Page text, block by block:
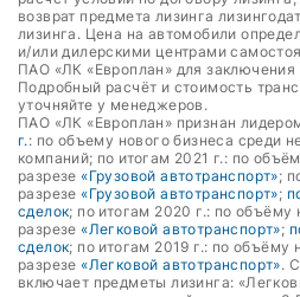
возврат предмета лизинга
лизинга. Цена на автомобили
и/или дилерскими центрами
ПАО «ЛК «Европлан» для заключения
Подробный расчёт и стоимость
уточняйте у менеджеров.
ПАО «ЛК «Европлан» признан
г.: по объему нового бизнеса среди
компаний; по итогам 2021 г.: по
разрезе «Грузовой автотранспорт»;
разрезе «Грузовой автотранспорт»;
сделок; по итогам 2020 г.: по объёму
разрезе «Легковой автотранспорт»;
сделок; по итогам 2019 г.: по объёму
разрезе «Легковой автотранспорт».
включает предметы лизинга: